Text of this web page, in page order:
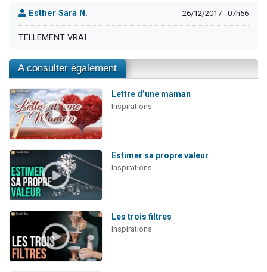
Esther Sara N. 26/12/2017 - 07h56
TELLEMENT VRAI
A consulter également
Lettre d’une maman
Inspirations
Estimer sa propre valeur
Inspirations
Les trois filtres
Inspirations